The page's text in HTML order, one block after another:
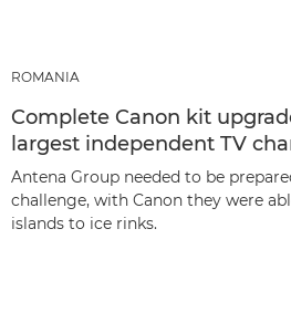
ROMANIA
Complete Canon kit
largest independent TV
Antena Group needed to be
challenge, with Canon they were
islands to ice rinks.